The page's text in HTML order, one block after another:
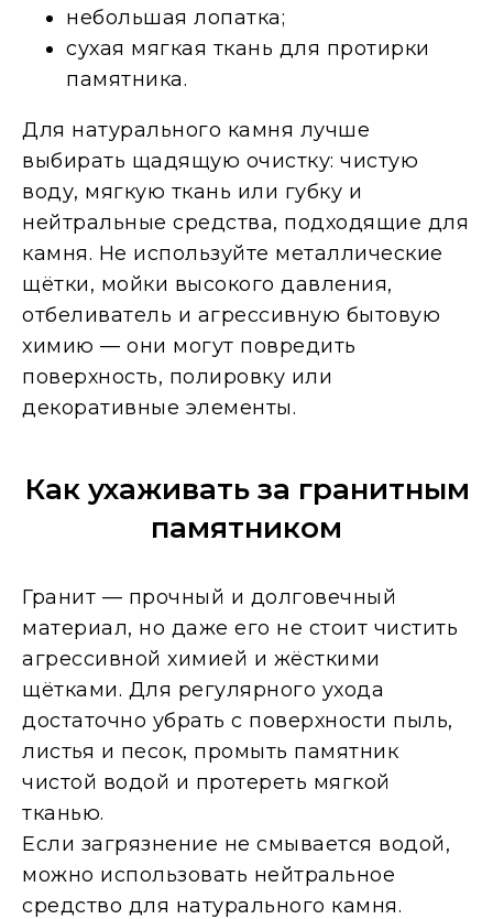
небольшая лопатка;
сухая мягкая ткань для протирки
памятника.
Для натурального камня лучше
выбирать щадящую очистку: чистую
воду, мягкую ткань или губку и
нейтральные средства, подходящие для
камня. Не используйте металлические
щётки, мойки высокого давления,
отбеливатель и агрессивную бытовую
химию — они могут повредить
поверхность, полировку или
декоративные элементы.
Как ухаживать за гранитным
памятником
Гранит — прочный и долговечный
материал, но даже его не стоит чистить
агрессивной химией и жёсткими
щётками. Для регулярного ухода
достаточно убрать с поверхности пыль,
листья и песок, промыть памятник
чистой водой и протереть мягкой
тканью.
Если загрязнение не смывается водой,
можно использовать нейтральное
средство для натурального камня.